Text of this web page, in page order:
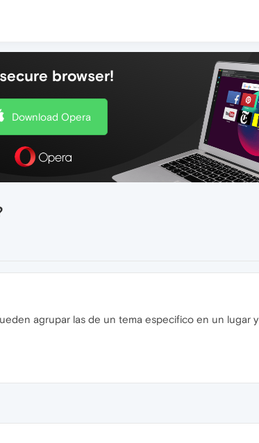
browser!
Download Opera
agrupar las de un tema especifico en un lugar